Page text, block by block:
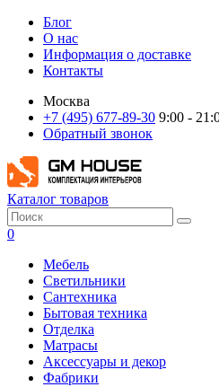
Блог
О нас
Информация о доставке
Контакты
Москва
+7 (495) 677-89-30 9:00 -
Обратный звонок
Каталог товаров
0
Мебель
Светильники
Сантехника
Бытовая техника
Отделка
Матрасы
Аксессуары и декор
Фабрики